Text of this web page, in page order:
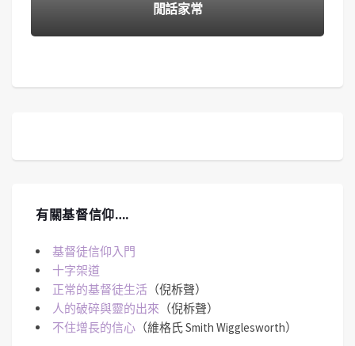
閒話家常
有關基督信仰….
基督徒信仰入門
十字架道
正常的基督徒生活 （倪柝聲）
人的破碎與靈的出來 （倪柝聲）
不住增長的信心 （維格氏 Smith Wigglesworth）